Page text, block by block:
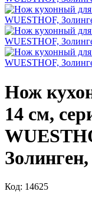
Нож
14 см,
Код: 14625